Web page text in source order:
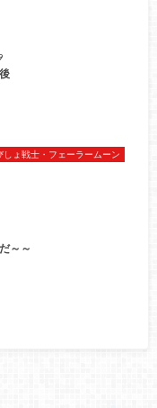
しょ戦士・フェーラームーン
～～